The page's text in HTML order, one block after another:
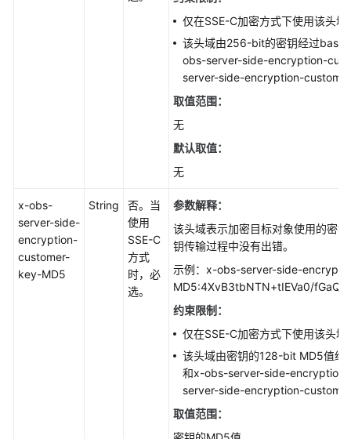
仅在SSE-C加密方式下使用该头域
该头域由256-bit的密钥经过
obs-server-side-encryption-
server-side-encryption-
取值范围：
无
默认取值：
无
x-obs-
server-side-
encryption-
customer-
key-MD5
String
否。当
使用
SSE-C
方式
时，必
选。
参数解释：
该头域表示加密目标对象使用的密
钥传输过程中没有出错。
示例：x-obs-server-side-
MD5:4XvB3tbNTN+tIEVa0/
约束限制：
仅在SSE-C加密方式下使用该头域
该头域由密钥的128-bit MD5值
和x-obs-server-side-
server-side-encryption-
取值范围：